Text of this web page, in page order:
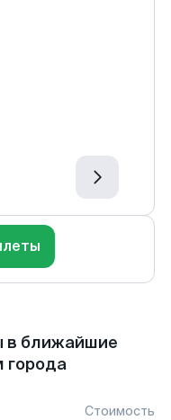
в ближайшие
города
Стоимость